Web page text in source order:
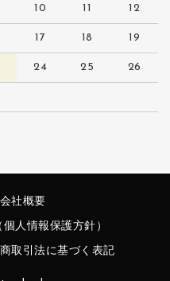
10 11 12
17 18 19
24 25 26
会社概要
人情報保護方針）
取引法に基づく表記